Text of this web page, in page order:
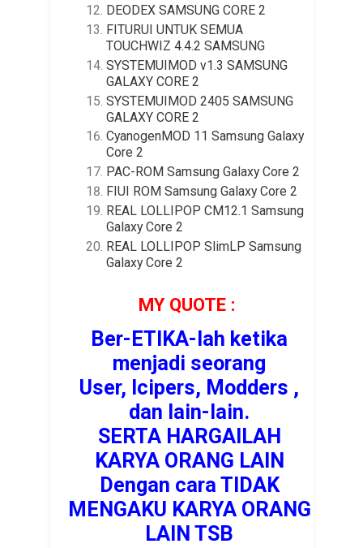
DEODEX SAMSUNG CORE 2
FITURUI UNTUK SEMUA
TOUCHWIZ 4.4.2 SAMSUNG
SYSTEMUIMOD v1.3 SAMSUNG
GALAXY CORE 2
SYSTEMUIMOD 2405 SAMSUNG
GALAXY CORE 2
CyanogenMOD 11 Samsung Galaxy
Core 2
PAC-ROM Samsung Galaxy Core 2
FIUI ROM Samsung Galaxy Core 2
REAL LOLLIPOP CM12.1 Samsung
Galaxy Core 2
REAL LOLLIPOP SlimLP Samsung
Galaxy Core 2
MY QUOTE :
Ber-ETIKA-lah ketika
menjadi seorang
User, Icipers, Modders ,
dan lain-lain.
SERTA HARGAILAH
KARYA ORANG LAIN
Dengan cara TIDAK
MENGAKU KARYA ORANG
LAIN TSB